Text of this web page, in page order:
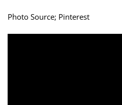
Photo Source; Pinterest